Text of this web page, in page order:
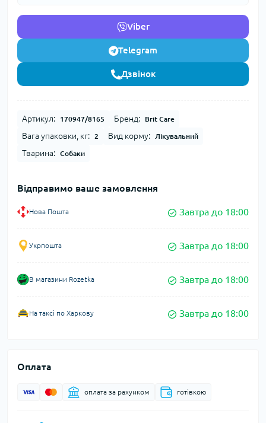
Viber
Telegram
Дзвінок
Артикул: 170947/8165 Бренд: Brit Care
Вага упаковки, кг: 2 Вид корму: Лікувальний
Тварина: Собаки
Відправимо ваше замовлення
Нова Пошта Завтра до 18:00
Укрпошта Завтра до 18:00
В магазини Rozetka Завтра до 18:00
На таксі по Харкову Завтра до 18:00
Оплата
оплата за рахунком готівкою